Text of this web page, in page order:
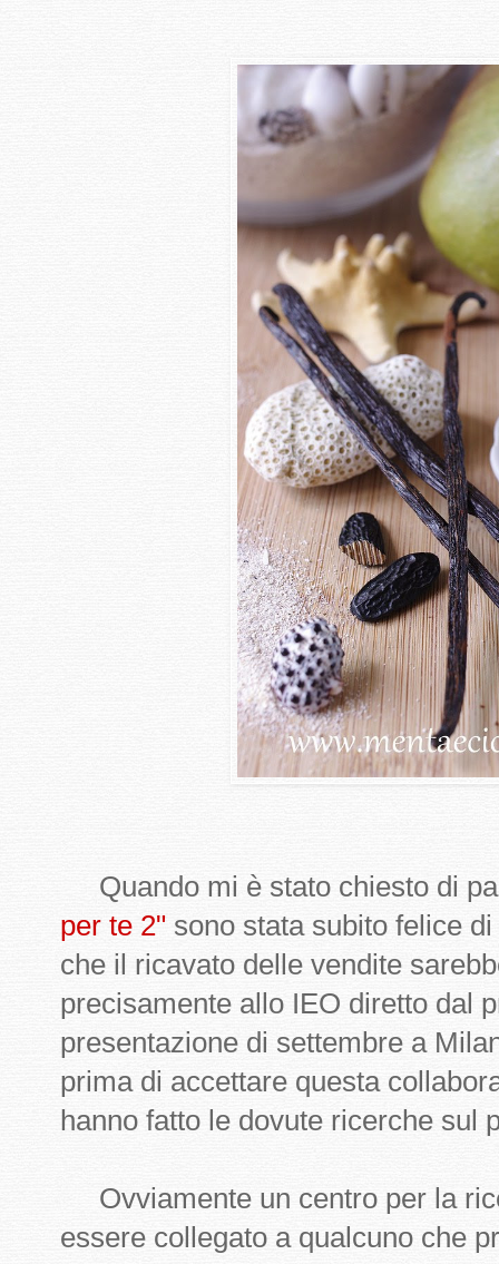
Quando mi è stato chiesto di
per te 2" sono stata subito felice
che il ricavato delle vendite
precisamente allo IEO diretto dal
presentazione di settembre a
prima di accettare questa
hanno fatto le dovute ricerche sul
Ovviamente un centro per la
essere collegato a qualcuno che